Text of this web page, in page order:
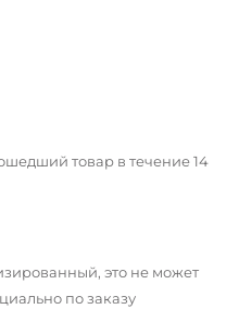
товар в течение 14
это не может
по заказу